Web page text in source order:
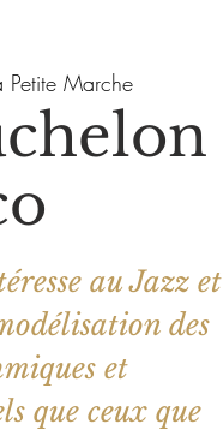
Petite Marche
au Jazz et
des
et
que ceux que